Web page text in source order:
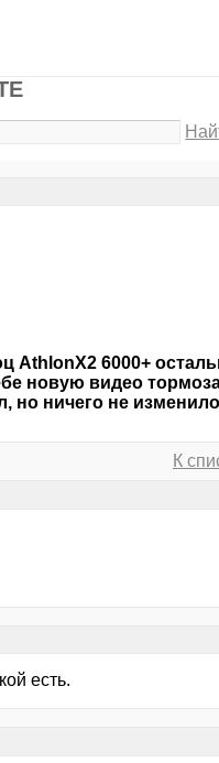
AthlonX2 6000+
новую видео
но ничего не
К
есть.